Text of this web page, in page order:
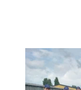
hoofdinhoud